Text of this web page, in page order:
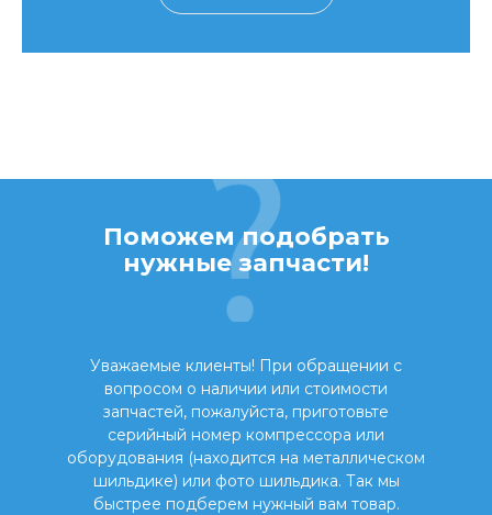
Поможем подобрать
нужные запчасти!
Уважаемые клиенты! При обращении с
вопросом о наличии или стоимости
запчастей, пожалуйста, приготовьте
серийный номер компрессора или
оборудования (находится на металлическом
шильдике) или фото шильдика. Так мы
быстрее подберем нужный вам товар.